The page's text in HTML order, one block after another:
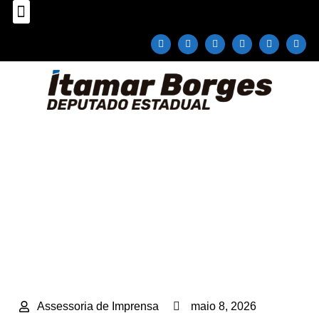
Assessoria de Imprensa maio 8, 2026